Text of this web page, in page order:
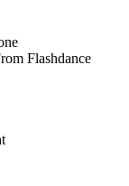
Flashdance